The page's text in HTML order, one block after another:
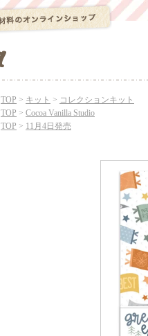
TOP > キット > コレクションキット
TOP > Cocoa Vanilla Studio
TOP > 11月4日発売